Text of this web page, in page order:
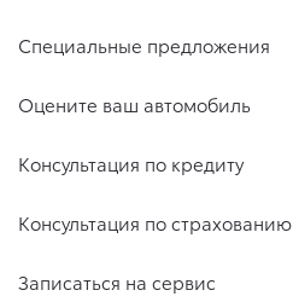
Специальные предложения
Оцените ваш автомобиль
Консультация по кредиту
Консультация по страхованию
Записаться на сервис